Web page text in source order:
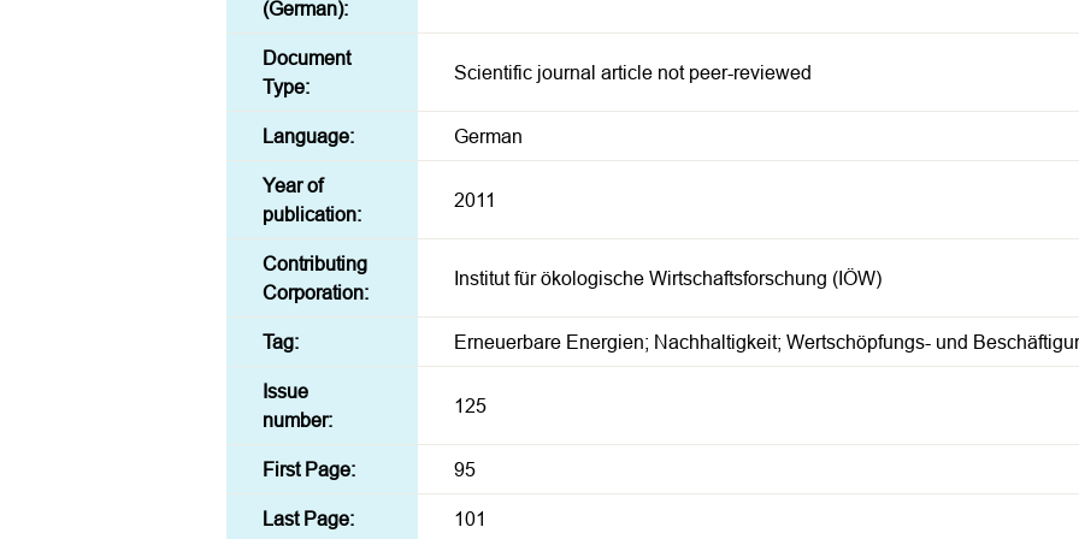
(German):
Document
Type:
Scientific journal article not peer-reviewed
Language: German
Year of
publication:
2011
Contributing
Corporation:
Institut für ökologische Wirtschaftsforschung (IÖW)
Tag: Erneuerbare Energien; Nachhaltigkeit; Wertschöpfungs- und
Issue
number:
125
First Page: 95
Last Page: 101